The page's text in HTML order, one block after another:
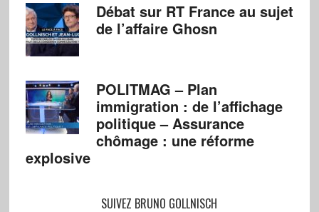
Débat sur RT France au sujet
de l’affaire Ghosn
POLITMAG – Plan
immigration : de l’affichage
politique – Assurance
chômage : une réforme
explosive
SUIVEZ BRUNO GOLLNISCH